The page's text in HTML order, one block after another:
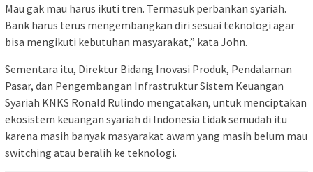
Mau gak mau harus ikuti tren. Termasuk perbankan syariah.
Bank harus terus mengembangkan diri sesuai teknologi agar
bisa mengikuti kebutuhan masyarakat,” kata John.
Sementara itu, Direktur Bidang Inovasi Produk, Pendalaman
Pasar, dan Pengembangan Infrastruktur Sistem Keuangan
Syariah KNKS Ronald Rulindo mengatakan, untuk menciptakan
ekosistem keuangan syariah di Indonesia tidak semudah itu
karena masih banyak masyarakat awam yang masih belum mau
switching atau beralih ke teknologi.